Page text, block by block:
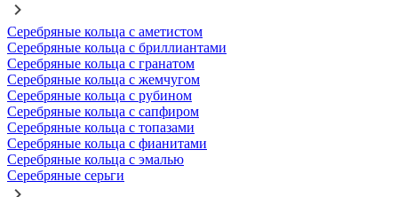
Серебряные кольца с аметистом
Серебряные кольца с бриллиантами
Серебряные кольца с гранатом
Серебряные кольца с жемчугом
Серебряные кольца с рубином
Серебряные кольца с сапфиром
Серебряные кольца с топазами
Серебряные кольца с фианитами
Серебряные кольца с эмалью
Серебряные серьги